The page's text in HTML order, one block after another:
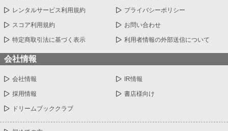
レンタルサービス利用規約 プライバシーポリシー
スコア利用規約 お問い合わせ
特定商取引法に基づく表示 利用者情報の外部送信について
会社情報
会社情報 IR情報
採用情報 書店様向け
ドリームブッククラブ